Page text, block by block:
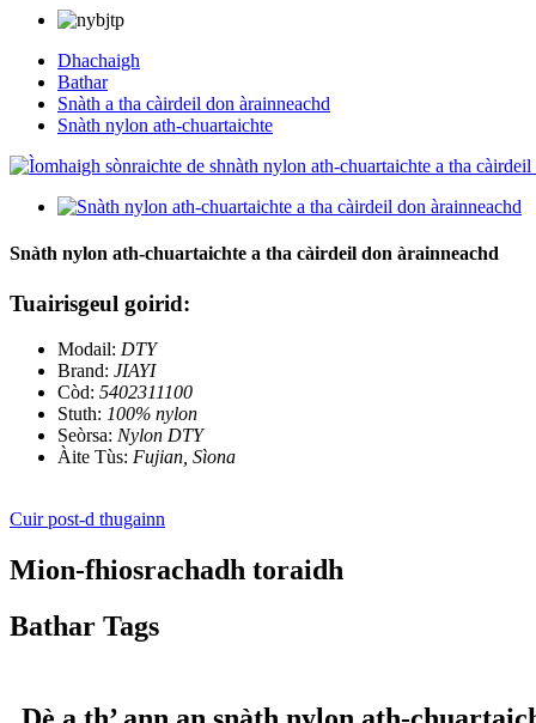
Dhachaigh
Bathar
Snàth a tha càirdeil don àrainneachd
Snàth nylon ath-chuartaichte
Snàth nylon ath-chuartaichte a tha càirdeil don àrainneachd
Tuairisgeul goirid:
Modail: DTY
Brand: JIAYI
Còd: 5402311100
Stuth: 100% nylon
Seòrsa: Nylon DTY
Àite Tùs: Fujian, Sìona
Cuir post-d thugainn
Mion-fhiosrachadh toraidh
Bathar Tags